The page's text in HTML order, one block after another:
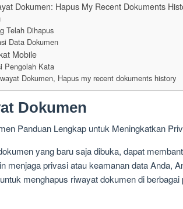
Dokumen: Hapus My Recent Dokuments
Telah Dihapus
Data Dokumen
Mobile
Pengolah Kata
Dokumen, Hapus my recent dokuments history
Dokumen
yang baru saja dibuka, dapat
menjaga privasi atau keamanan data Anda,
menghapus riwayat dokumen di